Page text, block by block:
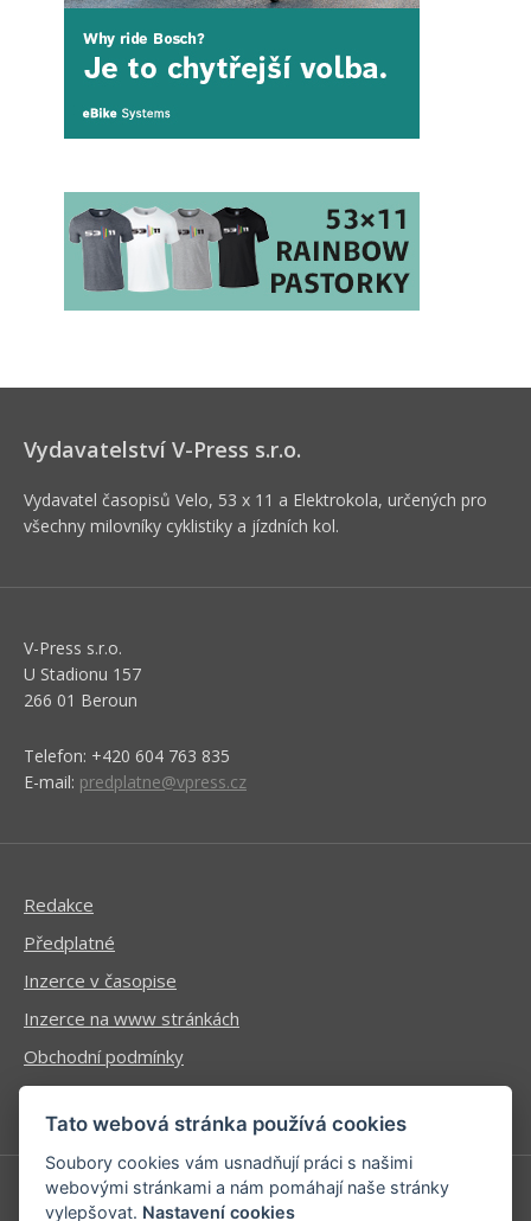
Vydavatelství V-Press s.r.o.
Vydavatel časopisů Velo, 53 x 11 a Elektrokola, určených pro
všechny milovníky cyklistiky a jízdních kol.
V-Press s.r.o.
U Stadionu 157
266 01 Beroun
Telefon: +420 604 763 835
E-mail: predplatne@vpress.cz
Redakce
Předplatné
Inzerce v časopise
Inzerce na www stránkách
Obchodní podmínky
Ochrana osobních údajů
Tato webová stránka používá cookies
Soubory cookies vám usnadňují práci s našimi
webovými stránkami a nám pomáhají naše stránky
vylepšovat. Nastavení cookies